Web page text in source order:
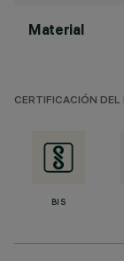
Material
CERTIFICACIÓN
BIS